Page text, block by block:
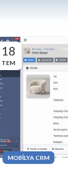
18
TEM
MOBILYA CRM